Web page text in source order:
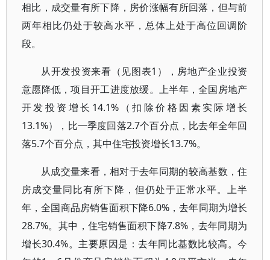
相比，成交量有所下降，房价涨幅有所回落，但与前
两年相比仍处于较高水平，总体上处于高位回调阶
段。
从开发投资来看（见图表1），房地产企业投资
意愿降低，项目开工进度放缓。上半年，全国房地产
开发投资增长14.1%（扣除价格因素实际增长
13.1%），比一季度回落2.7个百分点，比去年全年回
落5.7个百分点，其中住宅投资增长13.7%。
从成交量来看，相对于去年同期的较高基数，住
房成交量同比有所下降，但仍处于正常水平。上半
年，全国商品房销售面积下降6.0%，去年同期为增长
28.7%。其中，住宅销售面积下降7.8%，去年同期为
增长30.4%。主要原因是：去年同比基数比较高。今